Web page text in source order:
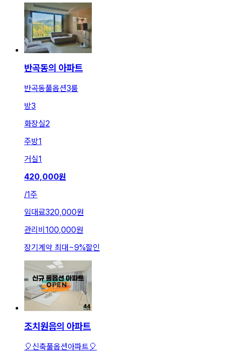
반곡동의 아파트
반곡동풀옵션3룸
방3
화장실2
주방1
거실1
420,000원
/1주
임대료320,000원
관리비 100,000원
장기계약 최대 ~9%할인
조치원읍의 아파트
🎈신축풀옵션아파트🎈